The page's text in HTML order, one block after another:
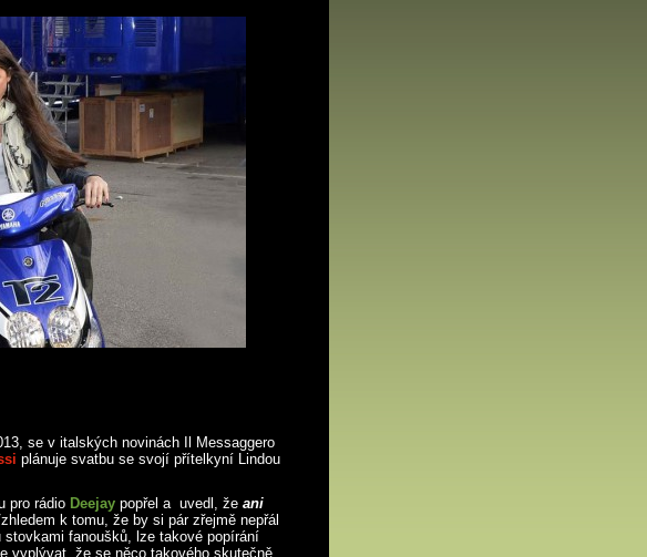
se v italských novinách Il Messaggero
plánuje svatbu se svojí přítelkyní Lindou
pro rádio Deejay popřel a uvedl, že ani
k tomu, že by si pár zřejmě nepřál
fanoušků, lze takové popírání
vyplývat, že se něco takového skutečně